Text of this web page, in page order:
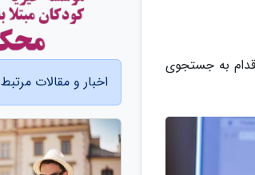
به جستجوی
اخبار و مقالات مرتبط